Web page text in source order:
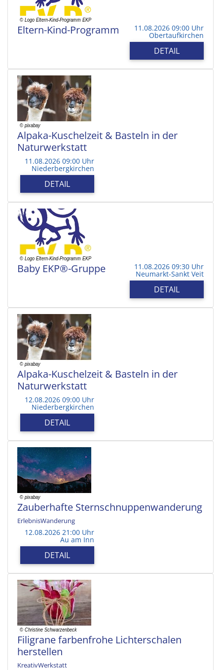
Eltern-Kind-Programm 11.08.2026 09:00 Uhr
Obertaufkirchen
DETAIL
Alpaka-Kuschelzeit & Basteln in der
Naturwerkstatt
11.08.2026 09:00 Uhr
Niederbergkirchen
DETAIL
Baby EKP®-Gruppe 11.08.2026 09:30 Uhr
Neumarkt-Sankt Veit
DETAIL
Alpaka-Kuschelzeit & Basteln in der
Naturwerkstatt
12.08.2026 09:00 Uhr
Niederbergkirchen
DETAIL
Zauberhafte Sternschnuppenwanderung
ErlebnisWanderung
12.08.2026 21:00 Uhr
Au am Inn
DETAIL
Filigrane farbenfrohe Lichterschalen
herstellen
KreativWerkstatt